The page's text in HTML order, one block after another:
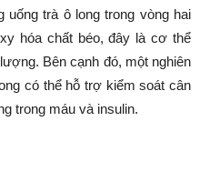
uống trà ô long trong vòng hai
hóa chất béo, đây là cơ thể
Bên cạnh đó, một nghiên
có thể hỗ trợ kiểm soát cân
trong máu và insulin.